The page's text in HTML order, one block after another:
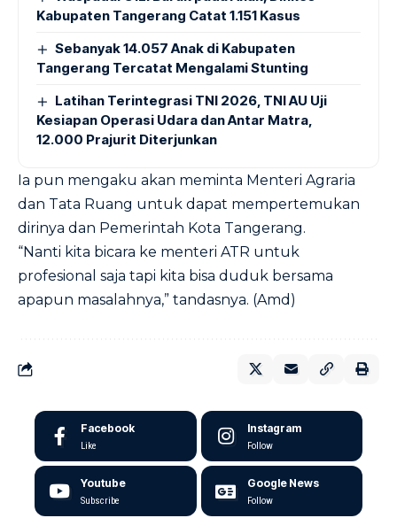
Kabupaten Tangerang Catat 1.151 Kasus
Sebanyak 14.057 Anak di Kabupaten
Tangerang Tercatat Mengalami Stunting
Latihan Terintegrasi TNI 2026, TNI AU Uji
Kesiapan Operasi Udara dan Antar Matra,
12.000 Prajurit Diterjunkan
Ia pun mengaku akan meminta Menteri Agraria
dan Tata Ruang untuk dapat mempertemukan
dirinya dan Pemerintah Kota Tangerang.
“Nanti kita bicara ke menteri ATR untuk
profesional saja tapi kita bisa duduk bersama
apapun masalahnya,” tandasnya. (Amd)
Facebook
Like
Instagram
Follow
Youtube
Subscribe
Google News
Follow